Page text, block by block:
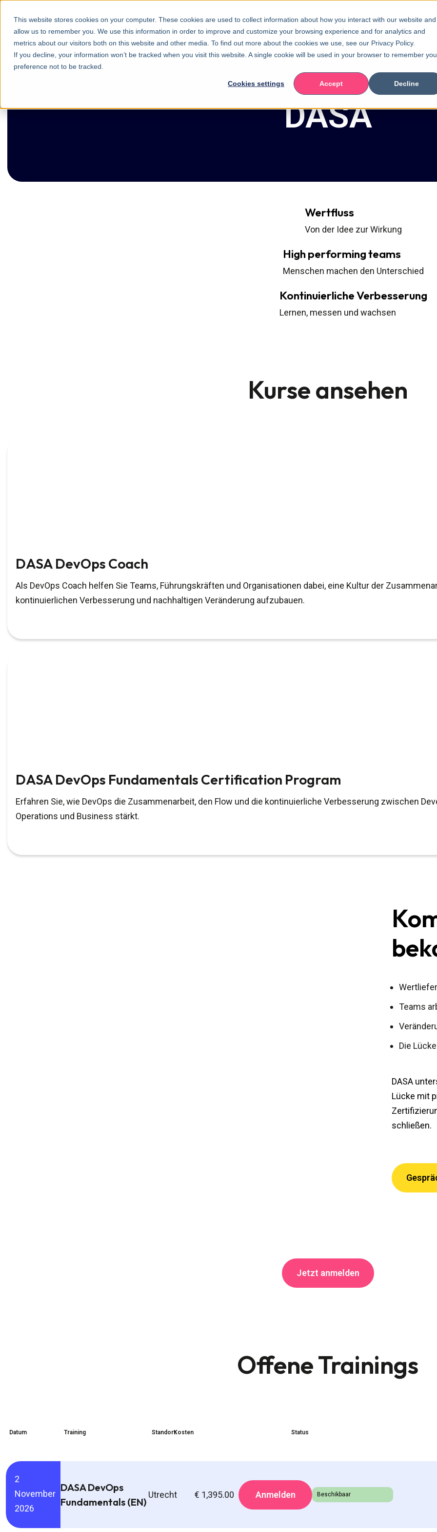
This website stores cookies on your computer. These cookies are used to collect information about how you interact with our website and
allow us to remember you. We use this information in order to improve and customize your browsing experience and for analytics and
metrics about our visitors both on this website and other media. To find out more about the cookies we use, see our Privacy Policy.
If you decline, your information won’t be tracked when you visit this website. A single cookie will be used in your browser to remember
preference not to be tracked.
Cookies settings Accept Decline
Community Trainings Fachartikel
DASA
Wertfluss
Von der Idee zur Wirkung
High performing teams
Menschen machen den Unterschied
Kontinuierliche Verbesserung
Lernen, messen und wachsen
Kurse ansehen
DASA DevOps Coach
Als DevOps Coach helfen Sie Teams, Führungskräften und Organisationen dabei, eine Kultur der
kontinuierlichen Verbesserung und nachhaltigen Veränderung aufzubauen.
DASA DevOps Fundamentals Certification Program
Erfahren Sie, wie DevOps die Zusammenarbeit, den Flow und die kontinuierliche Verbesserung zwischen
Operations und Business stärkt.
Teams
Die
DASA
Lücke mit
schließen.
Jetzt anmelden
Offene Trainings
Datum Training StandortKosten Status
2
November
2026
DASA DevOps
Fundamentals (EN)
Utrecht € 1,395.00 Anmelden